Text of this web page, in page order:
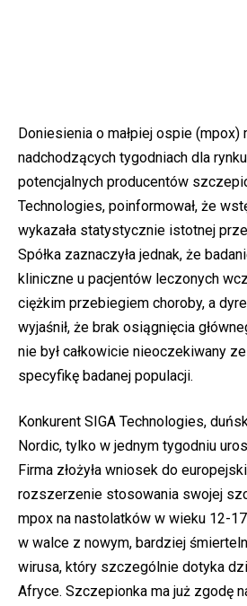
Doniesienia o małpiej ospie
nadchodzących tygodniach dla
potencjalnych producentów
Technologies, poinformował, że
wykazała statystycznie istotnej
Spółka zaznaczyła jednak, że
kliniczne u pacjentów leczonych
ciężkim przebiegiem choroby, a
wyjaśnił, że brak osiągnięcia
nie był całkowicie nieoczekiwany
specyfikę badanej populacji.
Konkurent SIGA Technologies,
Nordic, tylko w jednym tygodniu
Firma złożyła wniosek do
rozszerzenie stosowania swojej
mpox na nastolatków w wieku 12-
w walce z nowym, bardziej
wirusa, który szczególnie dotyka
Afryce. Szczepionka ma już zgodę